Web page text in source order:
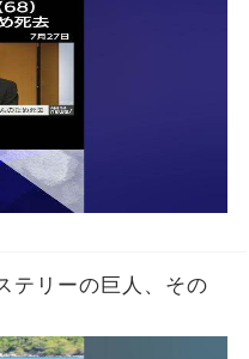
テリーの巨人、その